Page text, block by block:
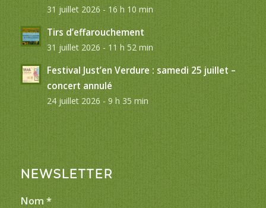
31 juillet 2026 - 16 h 10 min
Tirs d’effarouchement
31 juillet 2026 - 11 h 52 min
Festival Just’en Verdure : samedi 25 juillet –
concert annulé
24 juillet 2026 - 9 h 35 min
NEWSLETTER
Nom *